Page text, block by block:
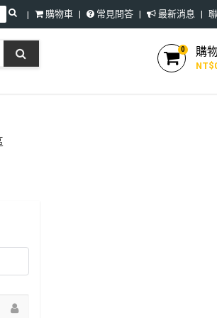
購物車 常見問答 最新消息
0 購
NT$